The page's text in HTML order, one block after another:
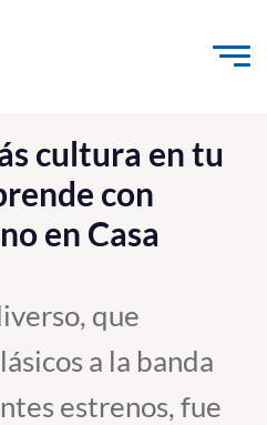
contenido
cultura en tu
con
en Casa
que
a la banda
estrenos, fue